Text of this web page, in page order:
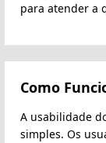
para atender a
Como
A usabilidade
simples. Os